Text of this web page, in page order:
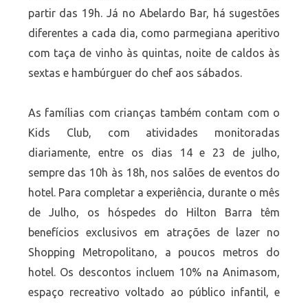
partir das 19h. Já no Abelardo Bar, há sugestões
diferentes a cada dia, como parmegiana aperitivo
com taça de vinho às quintas, noite de caldos às
sextas e hambúrguer do chef aos sábados.
As famílias com crianças também contam com o
Kids Club, com atividades monitoradas
diariamente, entre os dias 14 e 23 de julho,
sempre das 10h às 18h, nos salões de eventos do
hotel. Para completar a experiência, durante o mês
de Julho, os hóspedes do Hilton Barra têm
benefícios exclusivos em atrações de lazer no
Shopping Metropolitano, a poucos metros do
hotel. Os descontos incluem 10% na Animasom,
espaço recreativo voltado ao público infantil, e